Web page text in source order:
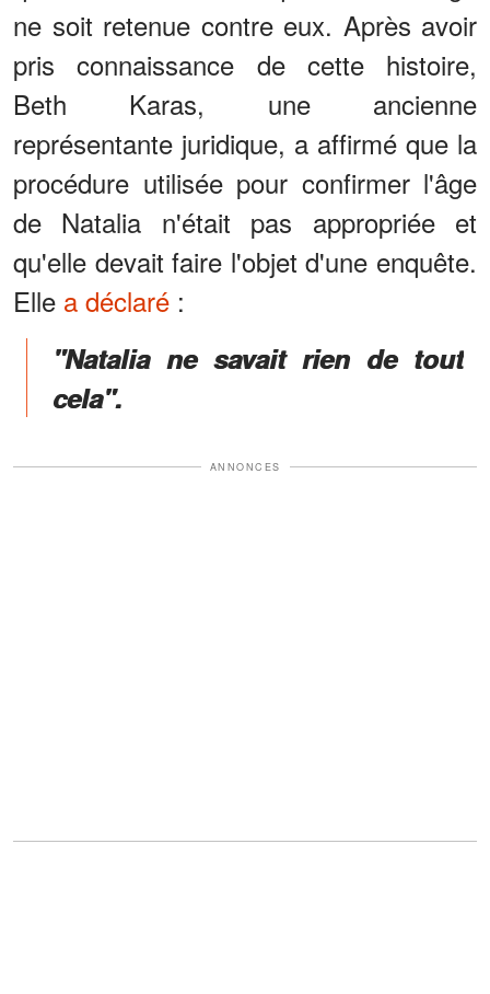
ne soit retenue contre eux. Après avoir
pris connaissance de cette histoire,
Beth Karas, une ancienne
représentante juridique, a affirmé que la
procédure utilisée pour confirmer l'âge
de Natalia n'était pas appropriée et
qu'elle devait faire l'objet d'une enquête.
Elle a déclaré :
"Natalia ne savait rien de tout
cela".
ANNONCES